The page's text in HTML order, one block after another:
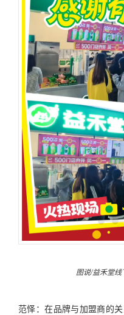
图说/益禾堂
范怿：在品牌与加盟商的